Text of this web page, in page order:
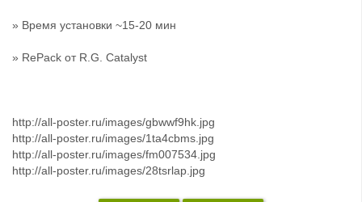
» Время установки ~15-20 мин
» RePack от R.G. Catalyst
http://all-poster.ru/images/gbwwf9hk.jpg
http://all-poster.ru/images/1ta4cbms.jpg
http://all-poster.ru/images/fm007534.jpg
http://all-poster.ru/images/28tsrlap.jpg